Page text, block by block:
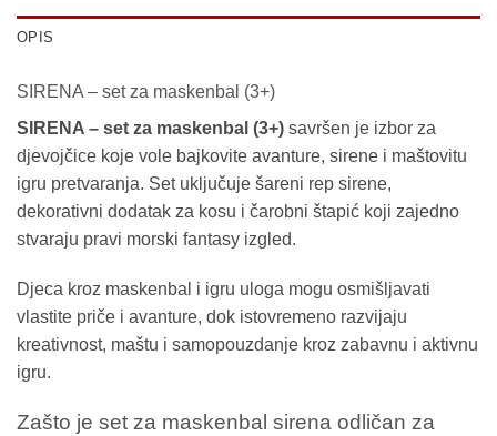
OPIS
SIRENA – set za maskenbal (3+)
SIRENA – set za maskenbal (3+) savršen je izbor za
djevojčice koje vole bajkovite avanture, sirene i maštovitu
igru pretvaranja. Set uključuje šareni rep sirene,
dekorativni dodatak za kosu i čarobni štapić koji zajedno
stvaraju pravi morski fantasy izgled.
Djeca kroz maskenbal i igru uloga mogu osmišljavati
vlastite priče i avanture, dok istovremeno razvijaju
kreativnost, maštu i samopouzdanje kroz zabavnu i aktivnu
igru.
Zašto je set za maskenbal sirena odličan za